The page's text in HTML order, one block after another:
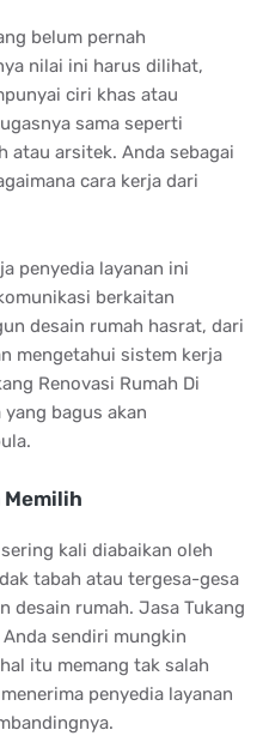
belum pernah
nilai ini harus dilihat,
ciri khas atau
sama seperti
atau arsitek. Anda sebagai
cara kerja dari
penyedia layanan ini
berkaitan
desain rumah hasrat, dari
mengetahui sistem kerja
Renovasi Rumah Di
bagus akan
kali diabaikan oleh
tabah atau tergesa-gesa
desain rumah. Jasa Tukang
Anda sendiri mungkin
itu memang tak salah
penyedia layanan